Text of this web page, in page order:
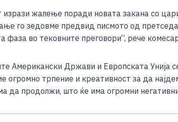
изрази жалење поради новата закана со
го зедовме предвид писмото од
фаза во тековните преговори“, рече
Американски Држави и Европската Унија
огромно трпение и креативност за да
да продолжи, што ќе има огромни